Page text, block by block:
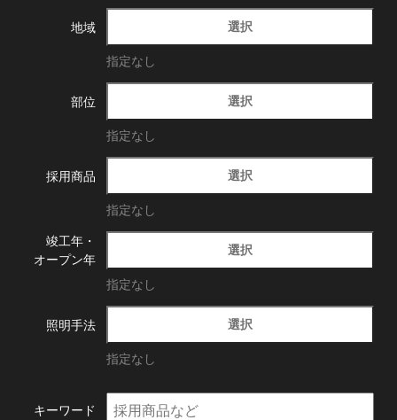
地域 選択
指定なし
部位 選択
指定なし
採用商品 選択
指定なし
竣工年・
オープン年
選択
指定なし
照明手法 選択
指定なし
キーワード